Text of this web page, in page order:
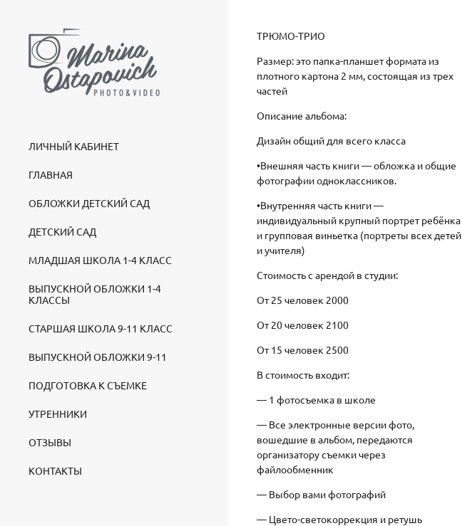
ЛИЧНЫЙ КАБИНЕТ
ГЛАВНАЯ
ОБЛОЖКИ ДЕТСКИЙ САД
ДЕТСКИЙ САД
МЛАДШАЯ ШКОЛА 1-4 КЛАСС
ВЫПУСКНОЙ ОБЛОЖКИ 1-4
КЛАССЫ
СТАРШАЯ ШКОЛА 9-11 КЛАСС
ВЫПУСКНОЙ ОБЛОЖКИ 9-11
ПОДГОТОВКА К СЪЕМКЕ
УТРЕННИКИ
ОТЗЫВЫ
КОНТАКТЫ
ТРЮМО-ТРИО
Размер: это папка-планшет формата из
плотного картона 2 мм, состоящая из трех
частей
Описание альбома:
Дизайн общий для всего класса
•Внешняя часть книги — обложка и общие
фотографии одноклассников.
•Внутренняя часть книги —
индивидуальный крупный портрет ребёнка
и групповая виньетка (портреты всех детей
и учителя)
Стоимость с арендой в студии:
От 25 человек 2000
От 20 человек 2100
От 15 человек 2500
В стоимость входит:
— 1 фотосъемка в школе
— Все электронные версии фото,
вошедшие в альбом, передаются
организатору съемки через
файлообменник
— Выбор вами фотографий
— Цвето-светокоррекция и ретушь